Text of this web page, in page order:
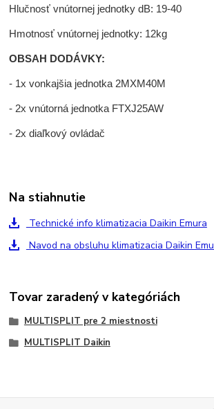
Hlučnosť vnútornej jednotky dB: 19-40
Hmotnosť vnútornej jednotky: 12kg
OBSAH DODÁVKY:
- 1x vonkajšia jednotka 2MXM40M
- 2x vnútorná jednotka FTXJ25AW
- 2x diaľkový ovládač
Na stiahnutie
Technické info klimatizacia Daikin Emura
Navod na obsluhu klimatizacia Daikin
Tovar zaradený v kategóriách
MULTISPLIT pre 2 miestnosti
MULTISPLIT Daikin